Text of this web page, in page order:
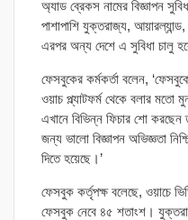
অ্যাড ব্রেকস নামের বিজ্ঞাপন
পাশাপাশি যুক্তরাজ্য,
এরপর অন্য দেশে এ সুবিধা চালু
ফেসবুকের কর্মকর্তা বলেন,
ওয়াচ প্ল্যাটফর্ম থেকে বলার মতো
এখানে বিভিন্ন ফিচার শো করছেন
জন্য ভালো বিজ্ঞাপন অভিজ্ঞতা
দিতে হয়েছে।’
ফেসবুক কর্তৃপক্ষ বলেছে, ওয়াচে
ফেসবুক নেবে ৪৫ শতাংশ।